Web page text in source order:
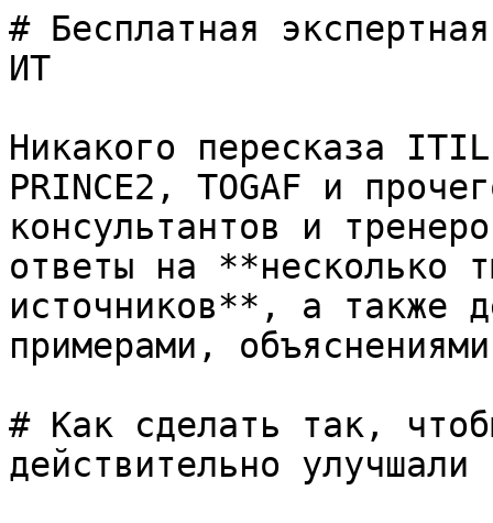
# Бесплатная
ИТ
Никакого пересказа
PRINCE2, TOGAF и
консультантов и
ответы на **несколько
источников**, а также
примерами,
# Как сделать так,
действительно улучшали